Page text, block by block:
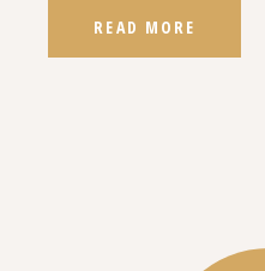
READ MORE